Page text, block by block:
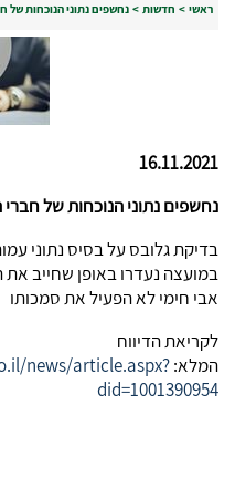
ראשי > חדשות > נחשפים נתוני הנוכחות של
16.11.2021
נחשפים נתוני הנוכחות של
בדיקת גלובס על בסיס נתוני
במועצה נעדרו באופן שחייב
אבי חימי לא הפעיל את סמכותו
לקריאת הדיווח
המלא:news/article.aspx?
did=1001390954